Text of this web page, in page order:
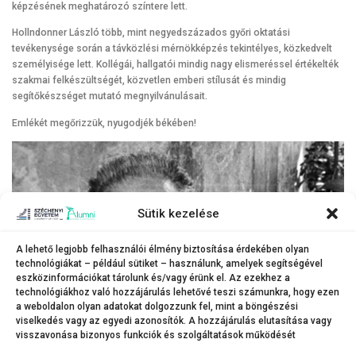
Sütik kezelése
A lehető legjobb felhasználói élmény biztosítása érdekében olyan
technológiákat – például sütiket – használunk, amelyek segítségével
eszközinformációkat tárolunk és/vagy érünk el. Az ezekhez a
technológiákhoz való hozzájárulás lehetővé teszi számunkra, hogy ezen
a weboldalon olyan adatokat dolgozzunk fel, mint a böngészési
viselkedés vagy az egyedi azonosítók. A hozzájárulás elutasítása vagy
visszavonása bizonyos funkciók és szolgáltatások működését
képzésének meghatározó színtere lett.
Hollndonner László több, mint negyedszázados győri oktatási
tevékenysége során a távközlési mérnökképzés tekintélyes, közkedvelt
személyisége lett. Kollégái, hallgatói mindig nagy elismeréssel értékelték
szakmai felkészültségét, közvetlen emberi stílusát és mindig
segítőkészséget mutató megnyilvánulásait.
Emlékét megőrizzük, nyugodjék békében!